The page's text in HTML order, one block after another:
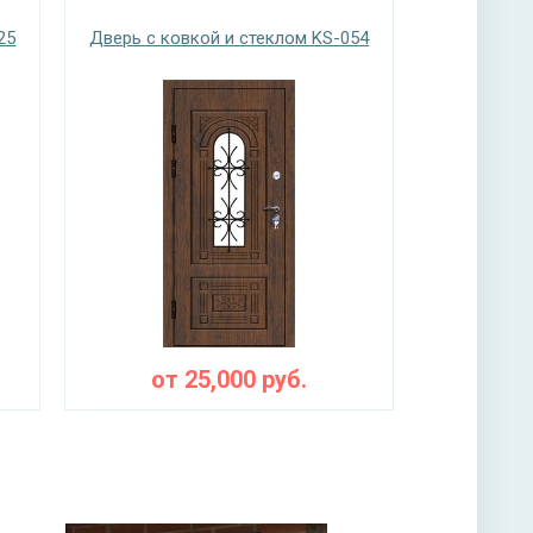
3-х ригельный
ригельный, 4-х оборотный, личинный
плита URSA или пенопласт (на выбор)
Дверь с ковкой и стеклом KS-054
от 25,000 руб.